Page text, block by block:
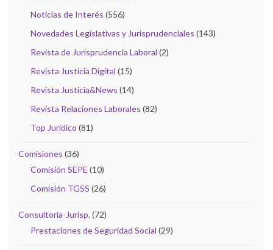
Noticias de Interés (556)
Novedades Legislativas y Jurisprudenciales (143)
Revista de Jurisprudencia Laboral (2)
Revista Justicia Digital (15)
Revista Justicia&News (14)
Revista Relaciones Laborales (82)
Top Jurídico (81)
Comisiones (36)
Comisión SEPE (10)
Comisión TGSS (26)
Consultoría-Jurisp.(72)
Prestaciones de Seguridad Social (29)